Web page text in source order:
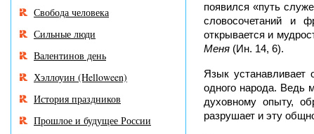
появился «путь
словосочетаний и
открывается и
Меня (Ин. 14, 6).
Язык
одного народа. Ведь
духовному опыту,
разрушает и эту
Свобода человека
Сильные люди
Валентинов день
Хэллоуин (Helloween)
История праздников
Прошлое и будущее России